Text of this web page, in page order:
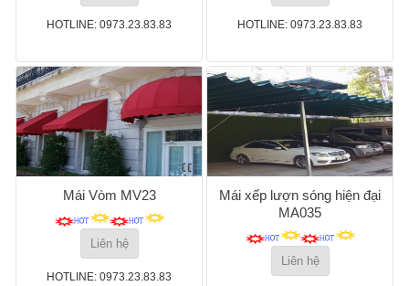
HOTLINE: 0973.23.83.83 HOTLINE: 0973.23.83.83
Mái Vòm MV23
Liên hệ
HOTLINE: 0973.23.83.83
Mái xếp lượn sóng hiện đại
MA035
Liên hệ